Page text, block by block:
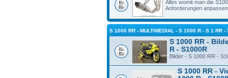
Alles womit man die
Anforderungen
S 1000 RR - MULTIMEDIAL - S 1000 R - S 1 RR -
S 1000 RR -
R - S1000R
Bilder - S 1000 RR -
S 1000 RR -